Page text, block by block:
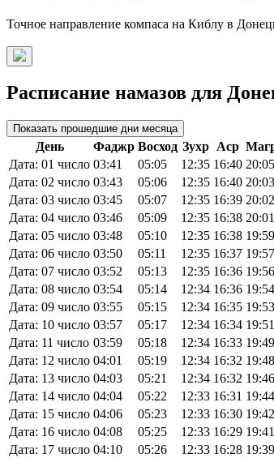
Точное направление компаса на Киблу в
Расписание намазов для
Показать прошедшие дни месяца
День Фаджр Восход Зухр Аср
Дата: 01 число 03:41 05:05 12:35 16:40 20:05
Дата: 02 число 03:43 05:06 12:35 16:40 20:03
Дата: 03 число 03:45 05:07 12:35 16:39 20:02
Дата: 04 число 03:46 05:09 12:35 16:38 20:01
Дата: 05 число 03:48 05:10 12:35 16:38 19:59
Дата: 06 число 03:50 05:11 12:35 16:37 19:57
Дата: 07 число 03:52 05:13 12:35 16:36 19:56
Дата: 08 число 03:54 05:14 12:34 16:36 19:54
Дата: 09 число 03:55 05:15 12:34 16:35 19:53
Дата: 10 число 03:57 05:17 12:34 16:34 19:51
Дата: 11 число 03:59 05:18 12:34 16:33 19:49
Дата: 12 число 04:01 05:19 12:34 16:32 19:48
Дата: 13 число 04:03 05:21 12:34 16:32 19:46
Дата: 14 число 04:04 05:22 12:33 16:31 19:44
Дата: 15 число 04:06 05:23 12:33 16:30 19:42
Дата: 16 число 04:08 05:25 12:33 16:29 19:41
Дата: 17 число 04:10 05:26 12:33 16:28 19:39